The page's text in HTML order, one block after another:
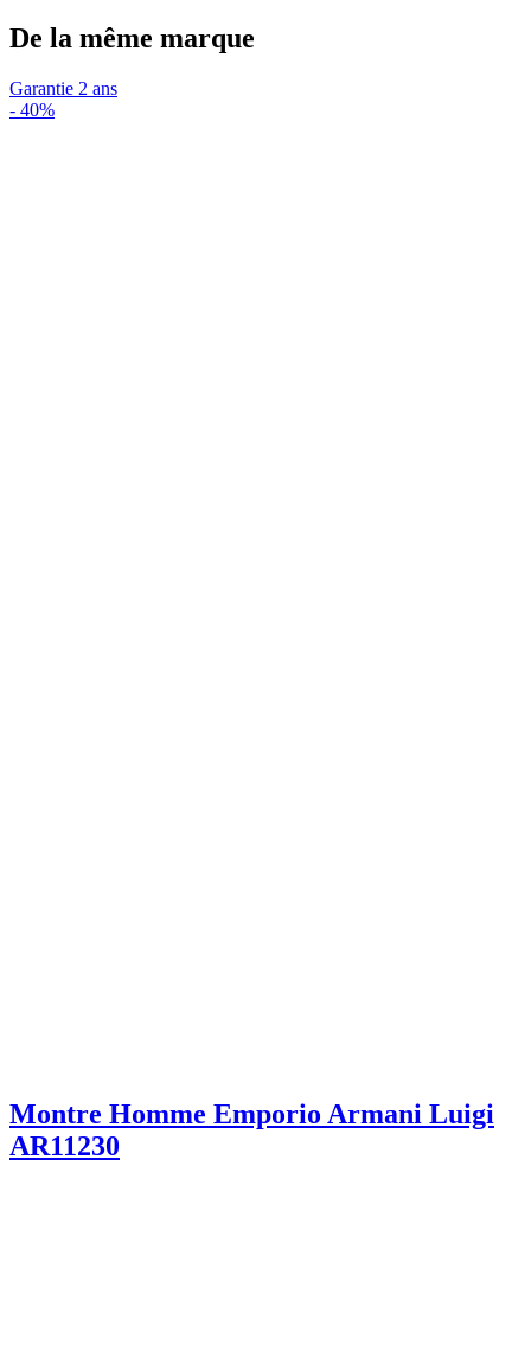
De la même marque
Garantie 2 ans
- 40%
Montre Homme Emporio Armani Luigi
AR11230